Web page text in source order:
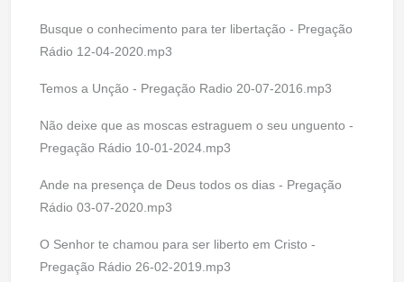
Busque o conhecimento para ter libertação - Pregação
Rádio 12-04-2020.mp3
Temos a Unção - Pregação Radio 20-07-2016.mp3
Não deixe que as moscas estraguem o seu unguento -
Pregação Rádio 10-01-2024.mp3
Ande na presença de Deus todos os dias - Pregação
Rádio 03-07-2020.mp3
O Senhor te chamou para ser liberto em Cristo -
Pregação Rádio 26-02-2019.mp3